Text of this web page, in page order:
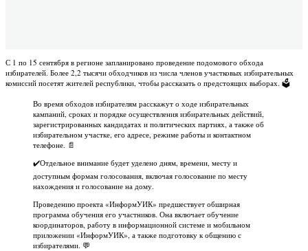
С 1 по 15 сентября в регионе запланировано проведение подомового обхода
избирателей. Более 2,2 тысячи обходчиков из числа членов участковых избирательных
комиссий посетят жителей республики, чтобы рассказать о предстоящих выборах. 🗳
Во время обходов избирателям расскажут о ходе избирательных
кампаний, сроках и порядке осуществления избирательных действий,
зарегистрированных кандидатах и политических партиях, а также об
избирательном участке, его адресе, режиме работы и контактном
телефоне. 📄
✔️Отдельное внимание будет уделено дням, времени, месту и
доступным формам голосования, включая голосование по месту
нахождения и голосование на дому.
Проведению проекта «ИнформУИК» предшествует обширная
программа обучения его участников. Она включает обучение
координаторов, работу в информационной системе и мобильном
приложении «ИнформУИК», а также подготовку к общению с
избирателями. 💬